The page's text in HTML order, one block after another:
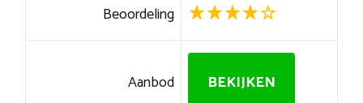
Beoordeling
Aanbod BEKIJKEN